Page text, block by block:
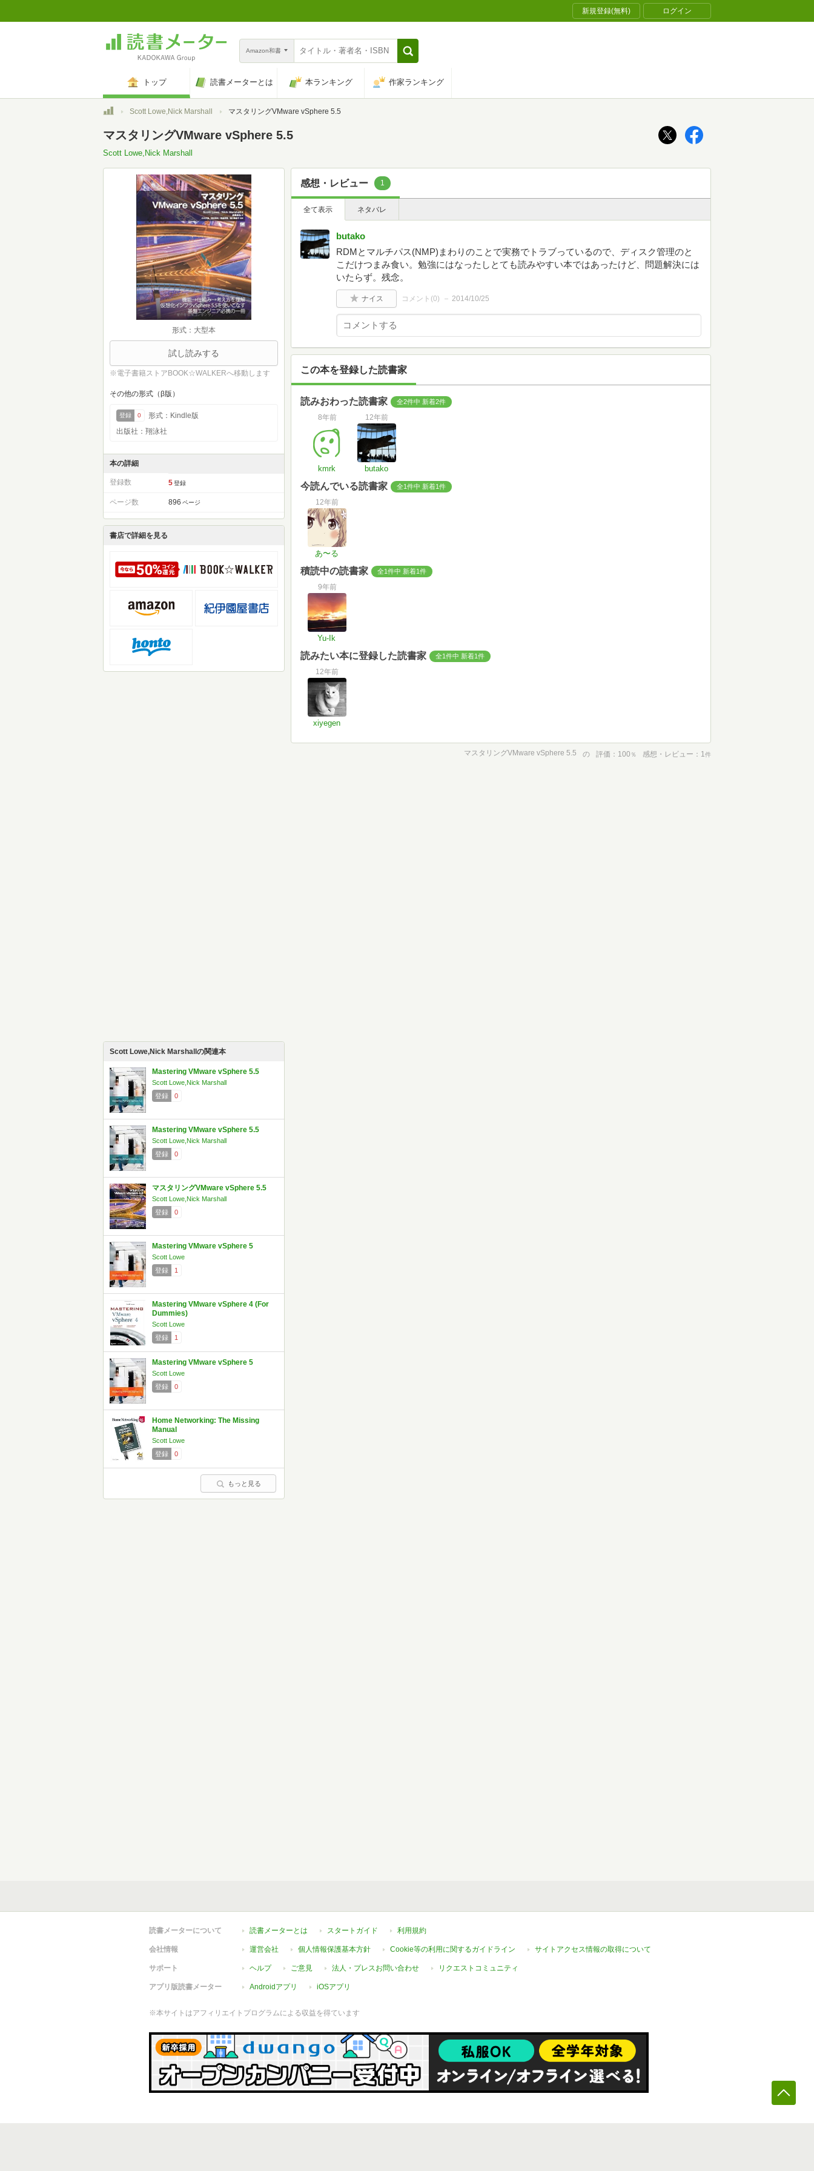
新規登録(無料) ログイン
Amazon和書
トップ 読書メーターとは 本ランキング 作家ランキング
トップScott Lowe,Nick Marshall マスタリングVMware vSphere 5.5
マスタリングVMware vSphere 5.5
Scott Lowe,Nick Marshall
形式：大型本
試し読みする
※電子書籍ストアBOOK☆WALKERへ移動します
その他の形式（β版）
登録 0
形式：Kindle版
出版社：翔泳社
本の詳細
登録数 5 登録
ページ数 896 ページ
書店で詳細を見る
Scott Lowe,Nick Marshallの関連本
Mastering VMware vSphere 5.5
Scott Lowe,Nick Marshall
登録
0
Mastering VMware vSphere 5.5
Scott Lowe,Nick Marshall
登録
0
マスタリングVMware vSphere 5.5
Scott Lowe,Nick Marshall
登録
0
Mastering VMware vSphere 5
Scott Lowe
登録
1
Mastering VMware vSphere 4 (For
Dummies)
Scott Lowe
登録
1
Mastering VMware vSphere 5
Scott Lowe
登録
0
Home Networking: The Missing
Manual
Scott Lowe
登録
0
もっと見る
感想・レビュー 1
全て表示 ネタバレ
butako
RDMとマルチパス(NMP)まわりのことで実務でトラブっているので、ディスク管理のと
こだけつまみ食い。勉強にはなったしとても読みやすい本ではあったけど、問題解決には
いたらず。残念。
ナイス コメント(0) 2014/10/25
この本を登録した読書家
読みおわった読書家 全2件中 新着2件
8年前
kmrk
12年前
butako
今読んでいる読書家 全1件中 新着1件
12年前
あ〜る
積読中の読書家 全1件中 新着1件
9年前
Yu-Ik
読みたい本に登録した読書家 全1件中 新着1件
12年前
xiyegen
マスタリングVMware vSphere 5.5 の 評価 100 ％ 感想・レビュー 1件
読書メーターについて 読書メーターとは スタートガイド 利用規約
会社情報 運営会社 個人情報保護基本方針 Cookie等の利用に関するガイドライン サイトアクセス情報の取得について
サポート ヘルプ ご意見 法人・プレスお問い合わせ リクエストコミュニティ
アプリ版読書メーター Androidアプリ iOSアプリ
※本サイトはアフィリエイトプログラムによる収益を得ています